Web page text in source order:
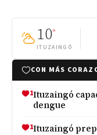
10°
ITUZAINGÓ
CON MÁS
1Ituzaingó
dengue
1Ituzaingó